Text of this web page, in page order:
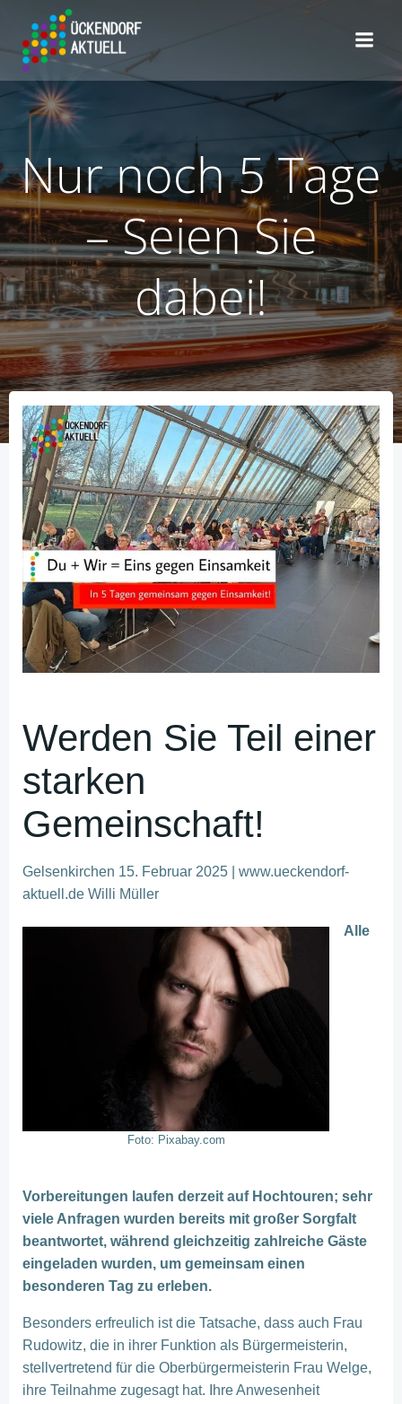
Nur noch 5 Tage
– Seien Sie
dabei!
Werden Sie Teil einer
starken
Gemeinschaft!
Gelsenkirchen 15. Februar 2025 | www.ueckendorf-
aktuell.de Willi Müller
Foto: Pixabay.com
Alle
Vorbereitungen laufen derzeit auf Hochtouren; sehr
viele Anfragen wurden bereits mit großer Sorgfalt
beantwortet, während gleichzeitig zahlreiche Gäste
eingeladen wurden, um gemeinsam einen
besonderen Tag zu erleben.
Besonders erfreulich ist die Tatsache, dass auch Frau
Rudowitz, die in ihrer Funktion als Bürgermeisterin,
stellvertretend für die Oberbürgermeisterin Frau Welge,
ihre Teilnahme zugesagt hat. Ihre Anwesenheit